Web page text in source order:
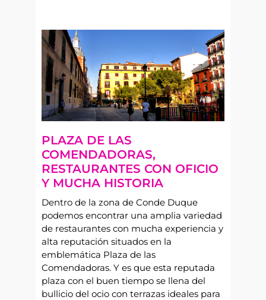
PLAZA DE LAS
COMENDADORAS,
RESTAURANTES CON OFICIO
Y MUCHA HISTORIA
Dentro de la zona de Conde Duque
podemos encontrar una amplia variedad
de restaurantes con mucha experiencia y
alta reputación situados en la
emblemática Plaza de las
Comendadoras. Y es que esta reputada
plaza con el buen tiempo se llena del
bullicio del ocio con terrazas ideales para